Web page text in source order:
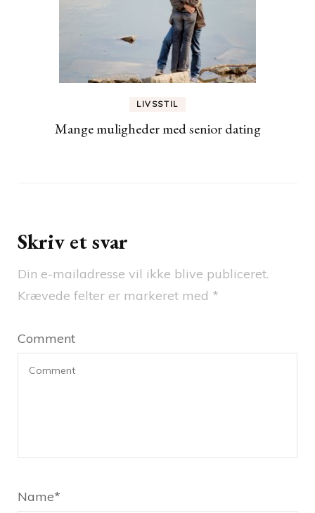
LIVSSTIL
Mange muligheder med senior dating
Skriv et svar
Din e-mailadresse vil ikke blive publiceret.
Krævede felter er markeret med *
Comment
Name*